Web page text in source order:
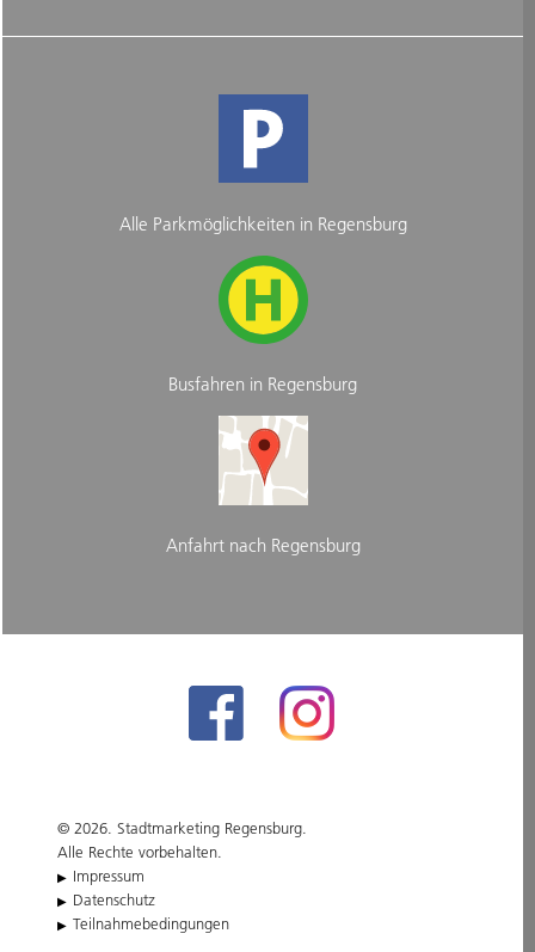
Alle Parkmöglichkeiten in Regensburg
Busfahren in Regensburg
Anfahrt nach Regensburg
© 2026. Stadtmarketing Regensburg.
Alle Rechte vorbehalten.
Impressum
Datenschutz
Teilnahmebedingungen